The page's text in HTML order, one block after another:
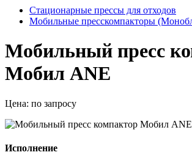
Стационарные прессы для отходов
Мобильные пресскомпакторы
Мобильный пресс
Мобил ANE
Цена: по запросу
Исполнение